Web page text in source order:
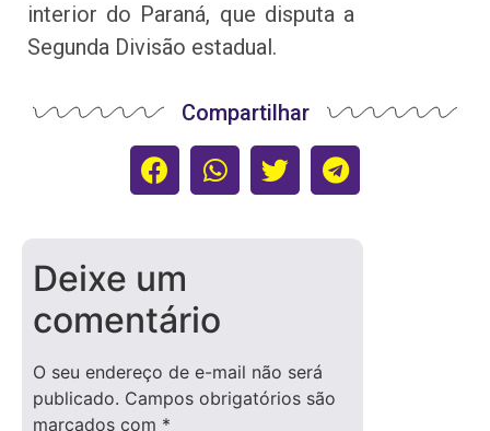
interior do Paraná, que disputa a
Segunda Divisão estadual.
Compartilhar
Deixe um
comentário
O seu endereço de e-mail não será
publicado. Campos obrigatórios são
marcados com *